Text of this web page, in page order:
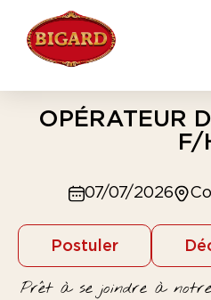
OPÉRATEUR
F/
07/07/2026
Postuler
Prêt à se joindre à